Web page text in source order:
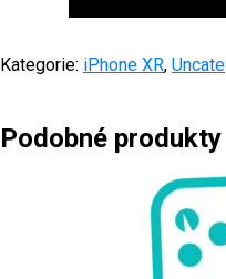
množství
Kategorie: iPhone XR,
Podobné produkty